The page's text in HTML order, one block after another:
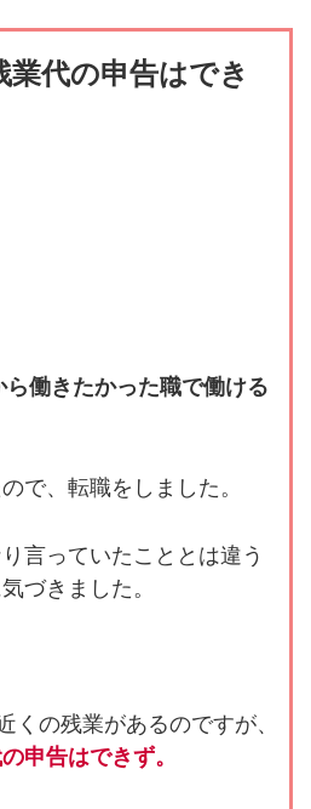
業代の申告はでき
働きたかった職で働ける
で、転職をしました。
言っていたこととは違う
づきました。
くの残業があるのですが、
申告はできず。